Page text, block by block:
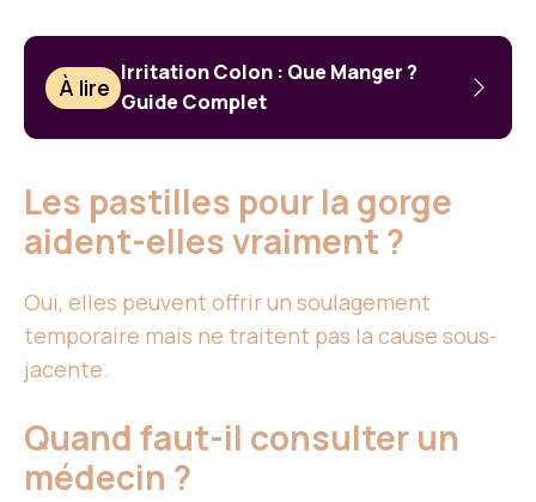
À lire
Irritation Colon : Que Manger ?
Guide Complet
Les pastilles pour la gorge
aident-elles vraiment ?
Oui, elles peuvent offrir un soulagement
temporaire mais ne traitent pas la cause sous-
jacente.
Quand faut-il consulter un
médecin ?